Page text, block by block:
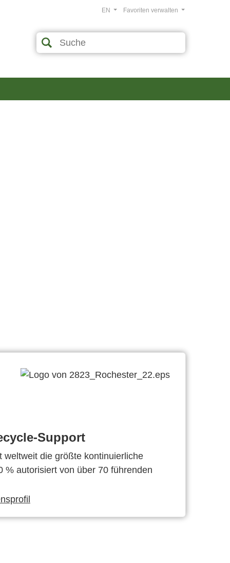
Favoriten verwalten
EN
Support
weltweit die größte kontinuierliche
% autorisiert von über 70 führenden